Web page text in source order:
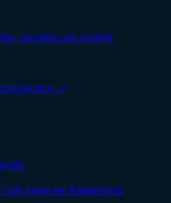
ne pas créer une mission
gunner...)
cela existe sur d'autres jeux